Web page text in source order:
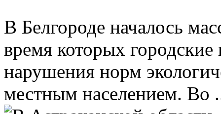
В Белгороде началось
время которых
нарушения норм
местным населением. Во